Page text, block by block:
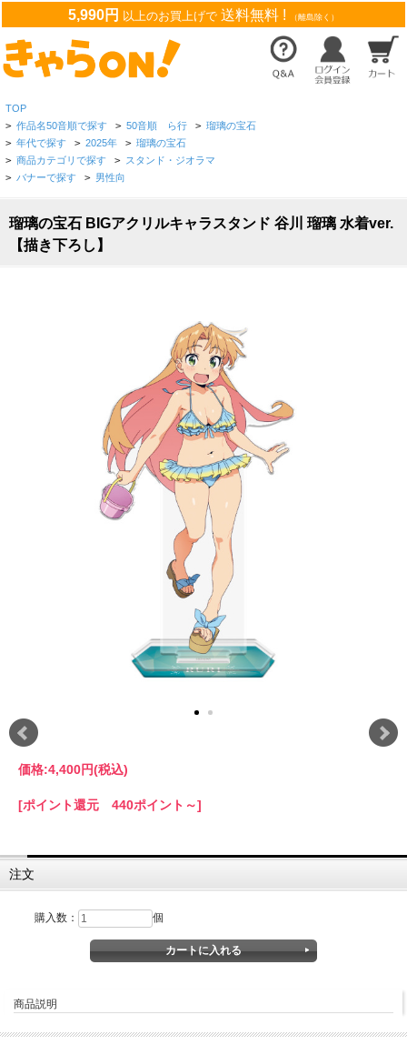
5,990円 以上のお買上げで 送料無料 ! （離島除く）
TOP
> 作品名50音順で探す > 50音順 ら行 > 瑠璃の宝石
> 年代で探す > 2025年 > 瑠璃の宝石
> 商品カテゴリで探す > スタンド・ジオラマ
> バナーで探す > 男性向
瑠璃の宝石 BIGアクリルキャラスタンド 谷川 瑠璃 水着ver.
【描き下ろし】
価格:4,400円(税込)
[ポイント還元 440ポイント～]
注文
購入数： 個
商品説明